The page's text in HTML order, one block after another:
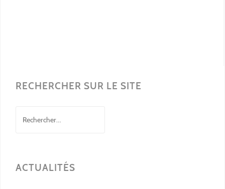
RECHERCHER SUR LE SITE
ACTUALITÉS